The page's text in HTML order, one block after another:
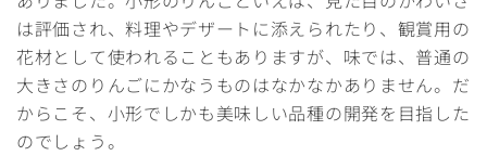
は評価され、料理やデザートに添えられたり、観賞用の
花材として使われることもありますが、味では、普通の
大きさのりんごにかなうものはなかなかありません。だ
からこそ、小形でしかも美味しい品種の開発を目指した
のでしょう。